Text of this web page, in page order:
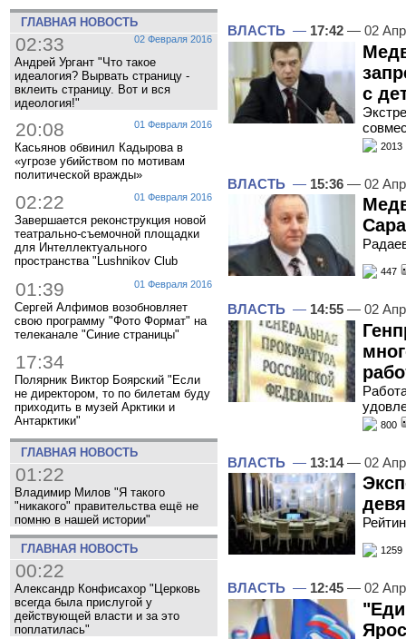
ГЛАВНАЯ НОВОСТЬ
02 Февраля 2016
02:33
Андрей Ургант "Что такое
идеалогия? Вырвать страницу -
вклеить страницу. Вот и вся
идеология!"
01 Февраля 2016
20:08
Касьянов обвинил Кадырова в
«угрозе убийством по мотивам
политической вражды»
01 Февраля 2016
02:22
Завершается реконструкция новой
театрально-съемочной площадки
для Интеллектуального
пространства "Lushnikov Club
01 Февраля 2016
01:39
Сергей Алфимов возобновляет
свою программу "Фото Формат" на
телеканале "Синие страницы"
17:34
Полярник Виктор Боярский "Если
не директором, то по билетам буду
приходить в музей Арктики и
Антарктики"
ГЛАВНАЯ НОВОСТЬ
01:22
Владимир Милов "Я такого
"никакого" правительства ещё не
помню в нашей истории"
ГЛАВНАЯ НОВОСТЬ
00:22
Александр Конфисахор "Церковь
всегда была прислугой у
действующей власти и за это
поплатилась"
ВЛАСТЬ — 17:42 — 02
с
2013
ВЛАСТЬ — 15:36 — 02
447
ВЛАСТЬ — 14:55 — 02
800
ВЛАСТЬ — 13:14— 02
1259
ВЛАСТЬ — 12:45 — 02